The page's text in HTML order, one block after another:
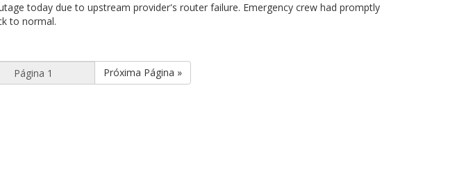
today due to upstream provider's router failure. Emergency crew had promptly
to normal.
Próxima Página »